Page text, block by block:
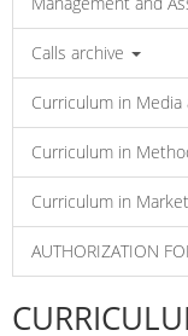
Calls archive
Curriculum in
Curriculum in
Curriculum in
AUTHORIZATION